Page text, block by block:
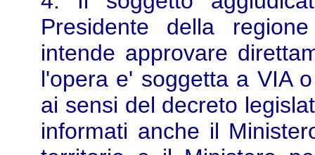
Presidente della
intende approvare
l'opera e' soggetta a VIA
ai sensi del decreto
informati anche il